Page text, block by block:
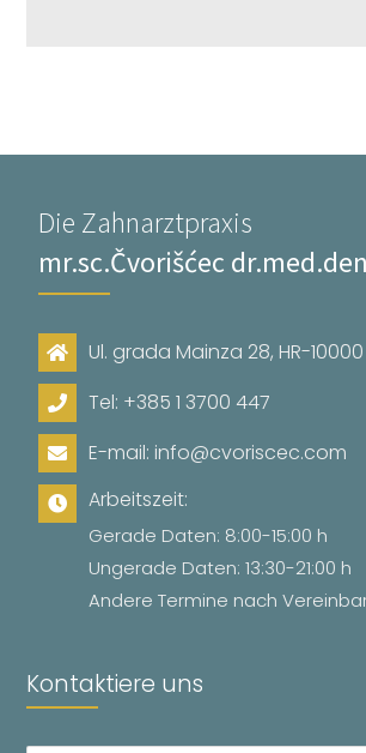
Die Zahnarztpraxis
mr.sc.Čvorišćec
Ul. grada Mainza 28, HR-
Tel: +385 1 3700 447
E-mail: info@cvoriscec.com
Arbeitszeit:
Gerade Daten: 8:00-15:00 h
Ungerade Daten: 13:30-21:00 h
Andere Termine nach
Kontaktiere uns